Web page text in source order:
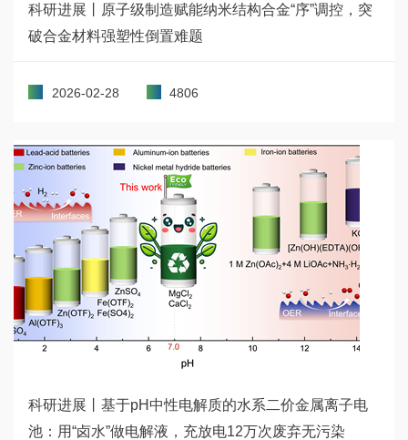
科研进展丨原子级制造赋能纳米结构合金“序”调控，突
破合金材料强塑性倒置难题
2026-02-28 4806
科研进展丨基于pH中性电解质的水系二价金属离子电
池：用“卤水”做电解液，充放电12万次废弃无污染